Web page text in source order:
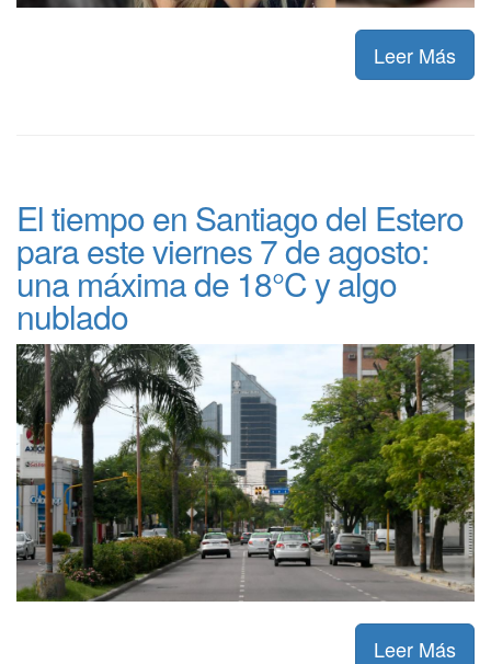
Leer Más
El tiempo en Santiago del Estero
para este viernes 7 de agosto:
una máxima de 18°C y algo
nublado
Leer Más